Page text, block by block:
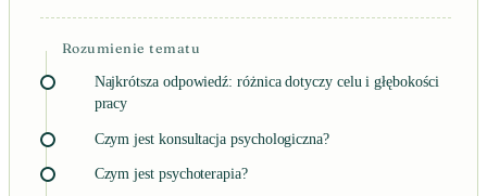
Rozumienie tematu
Najkrótsza odpowiedź: różnica dotyczy celu i głębokości
pracy
Czym jest konsultacja psychologiczna?
Czym jest psychoterapia?